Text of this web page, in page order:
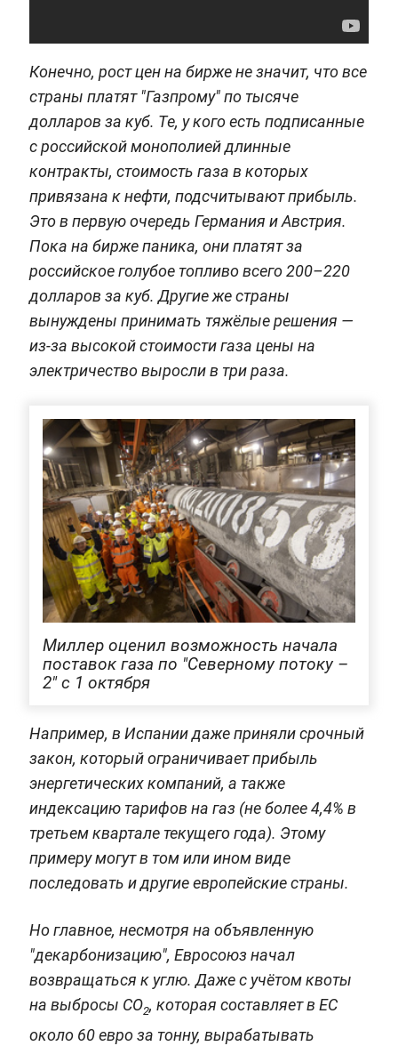
Конечно, рост цен на бирже не значит, что все
страны платят "Газпрому" по тысяче
долларов за куб. Те, у кого есть подписанные
с российской монополией длинные
контракты, стоимость газа в которых
привязана к нефти, подсчитывают прибыль.
Это в первую очередь Германия и Австрия.
Пока на бирже паника, они платят за
российское голубое топливо всего 200–220
долларов за куб. Другие же страны
вынуждены принимать тяжёлые решения —
из-за высокой стоимости газа цены на
электричество выросли в три раза.
Миллер оценил возможность начала
поставок газа по "Северному потоку –
2" с 1 октября
Например, в Испании даже приняли срочный
закон, который ограничивает прибыль
энергетических компаний, а также
индексацию тарифов на газ (не более 4,4% в
третьем квартале текущего года). Этому
примеру могут в том или ином виде
последовать и другие европейские страны.
Но главное, несмотря на объявленную
"декарбонизацию", Евросоюз начал
возвращаться к углю. Даже с учётом квоты
на выбросы СО2, которая составляет в ЕС
около 60 евро за тонну, вырабатывать